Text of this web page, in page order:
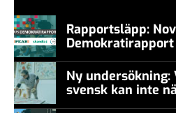
Rapportsläpp:
Ny undersökning:
svensk kan inte
levande konstnär